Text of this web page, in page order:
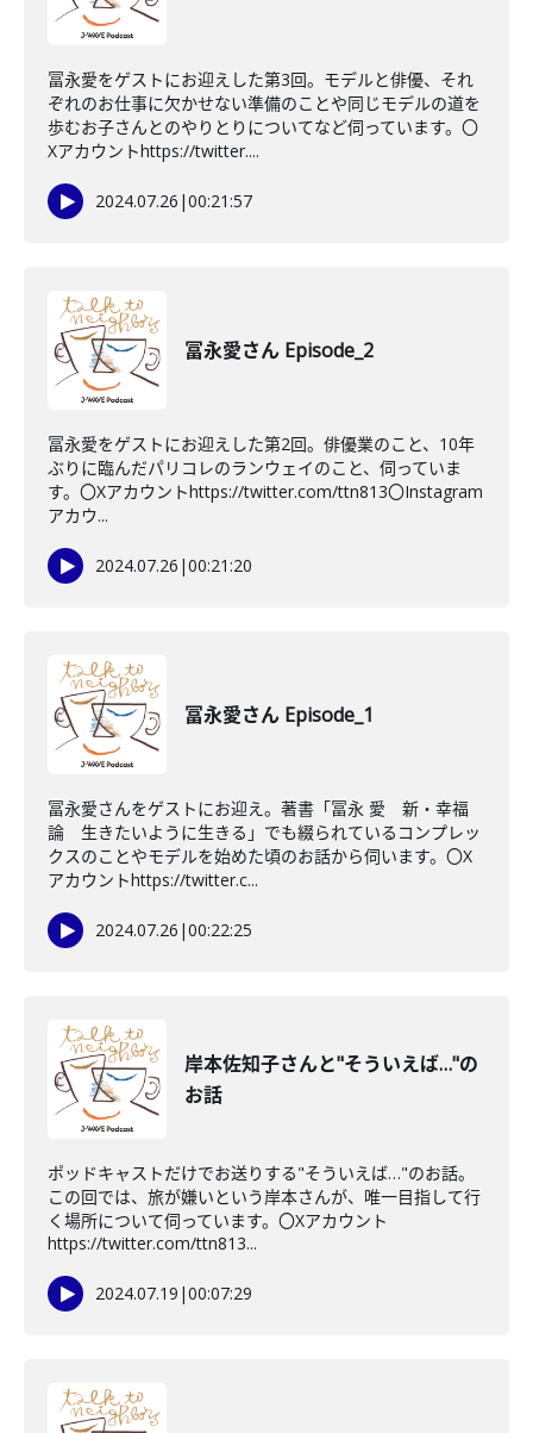
冨永愛をゲストにお迎えした第3回。モデルと俳優、それ
ぞれのお仕事に欠かせない準備のことや同じモデルの道を
歩むお子さんとのやりとりについてなど伺っています。〇
Xアカウントhttps://twitter....
2024.07.26 |00:21:57
冨永愛さん Episode_2
冨永愛をゲストにお迎えした第2回。俳優業のこと、10年
ぶりに臨んだパリコレのランウェイのこと、伺っていま
す。〇Xアカウントhttps://twitter.com/ttn813〇Instagram
アカウ...
2024.07.26 |00:21:20
冨永愛さん Episode_1
冨永愛さんをゲストにお迎え。著書「冨永 愛 新・幸福
論 生きたいように生きる」でも綴られているコンプレッ
クスのことやモデルを始めた頃のお話から伺います。〇X
アカウントhttps://twitter.c...
2024.07.26 |00:22:25
岸本佐知子さんと"そういえば…"の
お話
ポッドキャストだけでお送りする"そういえば…"のお話。
この回では、旅が嫌いという岸本さんが、唯一目指して行
く場所について伺っています。〇Xアカウント
https://twitter.com/ttn813...
2024.07.19 |00:07:29